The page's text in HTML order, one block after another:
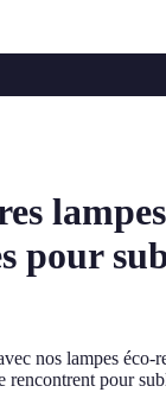
pour
nos lampes éco-
rencontrent pour